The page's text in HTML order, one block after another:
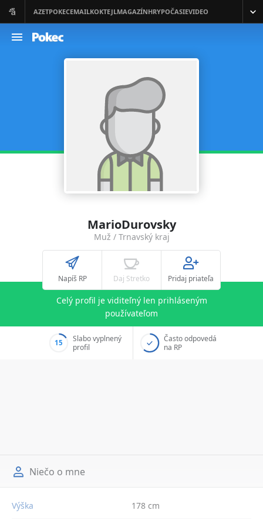
MarioDurovsky
Muž / Trnavský kraj
Napíš RP Daj Stretko Pridaj priateľa
Celý profil je viditeľný len prihláseným
používateľom
15
Slabo vyplnený
profil
Často odpovedá
na RP
Niečo o mne
Výška 178 cm